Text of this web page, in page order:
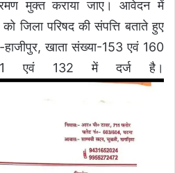
मुक्त कराया जाए। आवेदन में
जिला परिषद की संपत्ति बताते हुए
हाजीपुर, खाता संख्या-153 एवं 160
एवं 132 में दर्ज है।